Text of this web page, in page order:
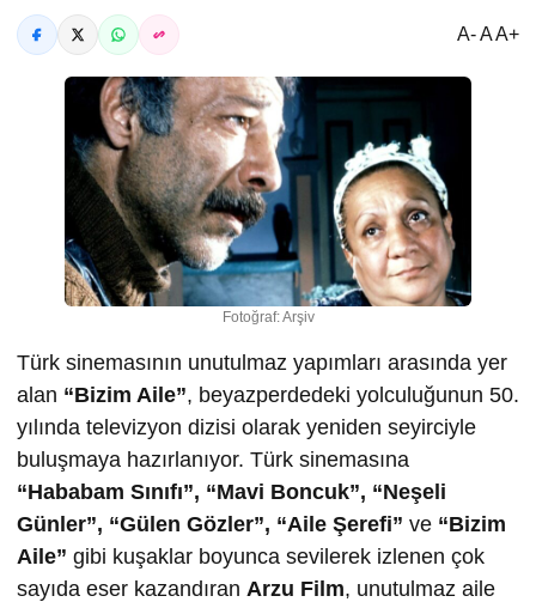
A- A A+
Fotoğraf: Arşiv
Türk sinemasının unutulmaz yapımları arasında yer
alan “Bizim Aile”, beyazperdedeki yolculuğunun 50.
yılında televizyon dizisi olarak yeniden seyirciyle
buluşmaya hazırlanıyor. Türk sinemasına
“Hababam Sınıfı”, “Mavi Boncuk”, “Neşeli
Günler”, “Gülen Gözler”, “Aile Şerefi” ve “Bizim
Aile” gibi kuşaklar boyunca sevilerek izlenen çok
sayıda eser kazandıran Arzu Film, unutulmaz aile